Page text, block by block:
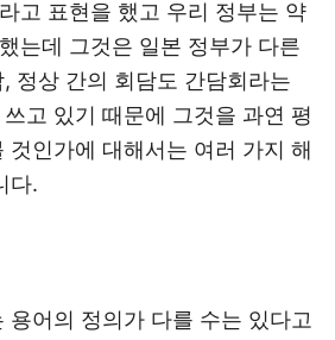
고 표현을 했고 우리 정부는 약
는데 그것은 일본 정부가 다른
정상 간의 회담도 간담회라는
고 있기 때문에 그것을 과연 평
것인가에 대해서는 여러 가지 해
다.
용어의 정의가 다를 수는 있다고